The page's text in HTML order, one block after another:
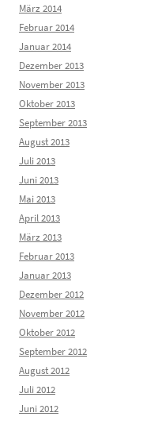
März 2014
Februar 2014
Januar 2014
Dezember 2013
November 2013
Oktober 2013
September 2013
August 2013
Juli 2013
Juni 2013
Mai 2013
April 2013
März 2013
Februar 2013
Januar 2013
Dezember 2012
November 2012
Oktober 2012
September 2012
August 2012
Juli 2012
Juni 2012